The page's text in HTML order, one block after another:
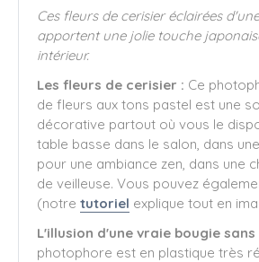
Ces fleurs de cerisier éclairées
apportent une jolie touche
intérieur.
Les fleurs de cerisier : Ce
de fleurs aux tons pastel est une
décorative partout où vous le
table basse dans le salon, dans
pour une ambiance zen, dans une
de veilleuse. Vous pouvez
(notre tutoriel explique tout en
L'illusion d'une vraie bougie
photophore est en plastique très